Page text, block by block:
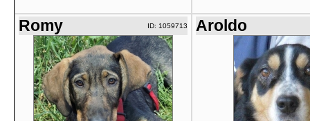
Romy ID: 1059713 Aroldo